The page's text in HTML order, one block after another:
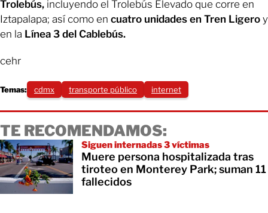
Trolebús, incluyendo el Trolebús Elevado que corre en
Iztapalapa; así como en cuatro unidades en Tren Ligero y
en la Línea 3 del Cablebús.
cehr
Temas: cdmx transporte público internet
TE RECOMENDAMOS:
Siguen internadas 3 víctimas
Muere persona hospitalizada tras
tiroteo en Monterey Park; suman 11
fallecidos